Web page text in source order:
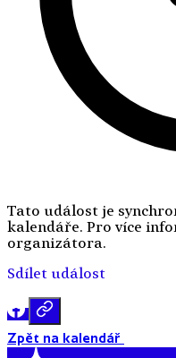
Tato událost je
kalendáře. Pro více
organizátora.
Sdílet událost
Zpět na kalendář